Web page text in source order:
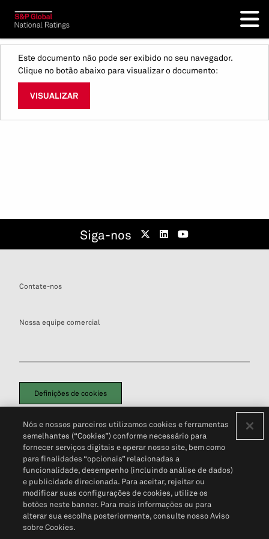
Este documento não pode ser exibido no seu navegador.
Clique no botão abaixo para visualizar o documento:
VISUALIZAR
Siga-nos
Contate-nos
Nossa equipe comercial
Definições de cookies
Política de PrivacidadePortal de privacidade do cliente (em inglês)
Não Venda Minhas Informações Pessoais© 2026 S&P Global
Nós e nossos parceiros utilizamos cookies e ferramentas
semelhantes (“Cookies”) conforme necessário para
fornecer serviços digitais e operar nosso site, bem como
para finalidades “opcionais” relacionadas a
funcionalidade, desempenho (incluindo análise de dados)
e publicidade direcionada. Para aceitar, rejeitar ou
modificar suas configurações de cookies, utilize os
botões neste banner. Para mais informações ou para
alterar sua escolha posteriormente, consulte nosso Aviso
sobre Cookies.